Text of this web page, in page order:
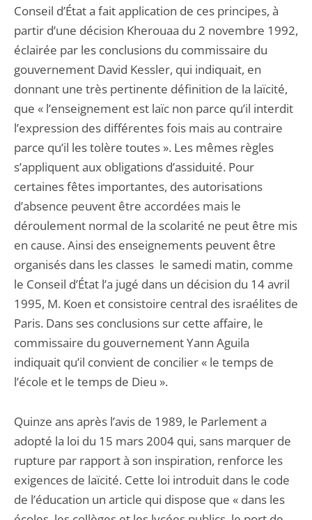
Conseil d’État a fait application de ces principes, à
partir d’une décision Kherouaa du 2 novembre 1992,
éclairée par les conclusions du commissaire du
gouvernement David Kessler, qui indiquait, en
donnant une très pertinente définition de la laïcité,
que « l’enseignement est laïc non parce qu’il interdit
l’expression des différentes fois mais au contraire
parce qu’il les tolère toutes ». Les mêmes règles
s’appliquent aux obligations d’assiduité. Pour
certaines fêtes importantes, des autorisations
d’absence peuvent être accordées mais le
déroulement normal de la scolarité ne peut être mis
en cause. Ainsi des enseignements peuvent être
organisés dans les classes le samedi matin, comme
le Conseil d’État l’a jugé dans un décision du 14 avril
1995, M. Koen et consistoire central des israélites de
Paris. Dans ses conclusions sur cette affaire, le
commissaire du gouvernement Yann Aguila
indiquait qu’il convient de concilier « le temps de
l’école et le temps de Dieu ».
Quinze ans après l’avis de 1989, le Parlement a
adopté la loi du 15 mars 2004 qui, sans marquer de
rupture par rapport à son inspiration, renforce les
exigences de laïcité. Cette loi introduit dans le code
de l’éducation un article qui dispose que « dans les